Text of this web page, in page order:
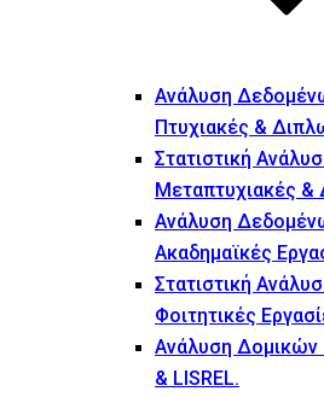
Ανάλυση
Πτυχιακές &
Στατιστική
Μεταπτυχιακές &
Ανάλυση
Ακαδημαϊκές
Στατιστική
Φοιτητικές
Ανάλυση Δομικών
& LISREL.